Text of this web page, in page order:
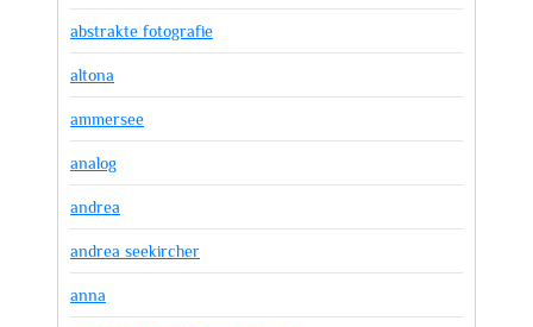
abstrakte fotografie
altona
ammersee
analog
andrea
andrea seekircher
anna